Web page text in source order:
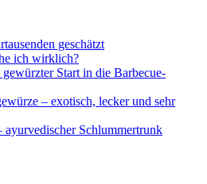
geschätzt
ich wirklich?
Start in die Barbecue-
– exotisch, lecker und sehr
Schlummertrunk